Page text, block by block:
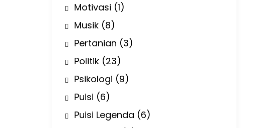
Motivasi (1)
Musik (8)
Pertanian (3)
Politik (23)
Psikologi (9)
Puisi (6)
Puisi Legenda (6)